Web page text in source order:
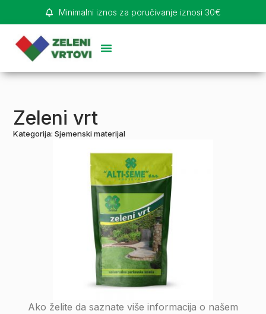
Minimalni iznos za poručivanje iznosi 30€
Zeleni vrt
Kategorija:Sjemenski materijal
Ako želite da saznate više informacija o našem